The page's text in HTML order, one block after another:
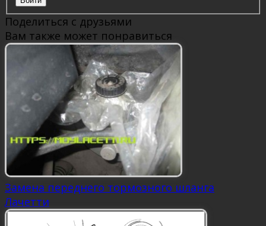
Поделиться с друзьями
Вам также может понравиться
Замена переднего тормозного шланга
Лачетти